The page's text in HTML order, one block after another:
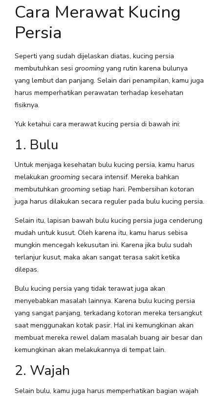
Cara Merawat Kucing
Persia
Seperti yang sudah dijelaskan diatas, kucing persia
membutuhkan sesi grooming yang rutin karena bulunya
yang lembut dan panjang. Selain dari penampilan, kamu juga
harus memperhatikan perawatan terhadap kesehatan
fisiknya.
Yuk ketahui cara merawat kucing persia di bawah ini:
1. Bulu
Untuk menjaga kesehatan bulu kucing persia, kamu harus
melakukan grooming secara intensif. Mereka bahkan
membutuhkan grooming setiap hari. Pembersihan kotoran
juga harus dilakukan secara reguler pada bulu kucing persia.
Selain itu, lapisan bawah bulu kucing persia juga cenderung
mudah untuk kusut. Oleh karena itu, kamu harus sebisa
mungkin mencegah kekusutan ini. Karena jika bulu sudah
terlanjur kusut, maka akan sangat terasa sakit ketika
dilepas.
Bulu kucing persia yang tidak terawat juga akan
menyebabkan masalah lainnya. Karena bulu kucing persia
yang sangat panjang, terkadang kotoran mereka tersangkut
saat menggunakan kotak pasir. Hal ini kemungkinan akan
membuat mereka rewel dalam masalah buang air besar dan
kemungkinan akan melakukannya di tempat lain.
2. Wajah
Selain bulu, kamu juga harus memperhatikan bagian wajah